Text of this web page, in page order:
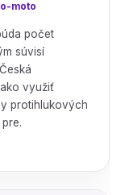
moto
počet
súvisí
využiť
protihlukových